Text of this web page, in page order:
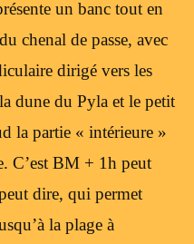
un banc tout en
chenal de passe, avec
dirigé vers les
dune du Pyla et le petit
la partie « intérieure »
C’est BM + 1h peut
dire, qui permet
la plage à